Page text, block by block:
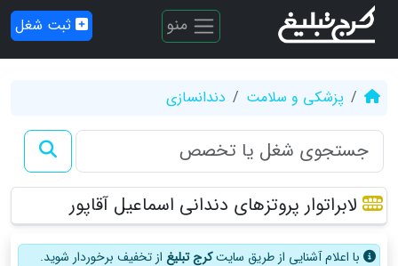
منو ثبت شغل
پزشکی و سلامت دندانسازی
لابراتوار پروتزهای دندانی اسماعیل آقاپور
با اعلام آشنایی از طریق سایتکرج تبلیغ از تخفیف برخوردار شوید.